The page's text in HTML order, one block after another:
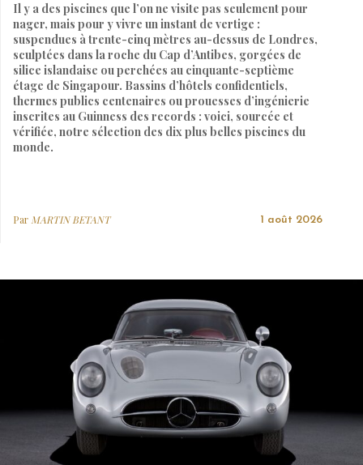
Il y a des piscines que l’on ne visite pas seulement pour
nager, mais pour y vivre un instant de vertige :
suspendues à trente-cinq mètres au-dessus de Londres,
sculptées dans la roche du Cap d’Antibes, gorgées de
silice islandaise ou perchées au cinquante-septième
étage de Singapour. Bassins d’hôtels confidentiels,
thermes publics centenaires ou prouesses d’ingénierie
inscrites au Guinness des records : voici, sourcée et
vérifiée, notre sélection des dix plus belles piscines du
monde.
ParMARTIN BETANT 1 août 2026